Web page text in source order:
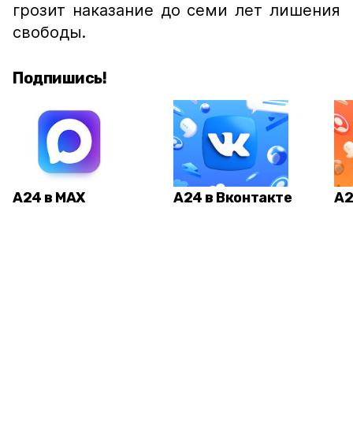
грозит наказание до семи лет лишения
свободы.
Подпишись!
А24 в MAX А24 в Вконтакте